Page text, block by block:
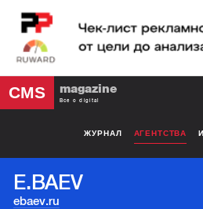
CMS magazine
Все о digital
ЖУРНАЛ АГЕНТСТВА
E.BAEV
ebaev.ru